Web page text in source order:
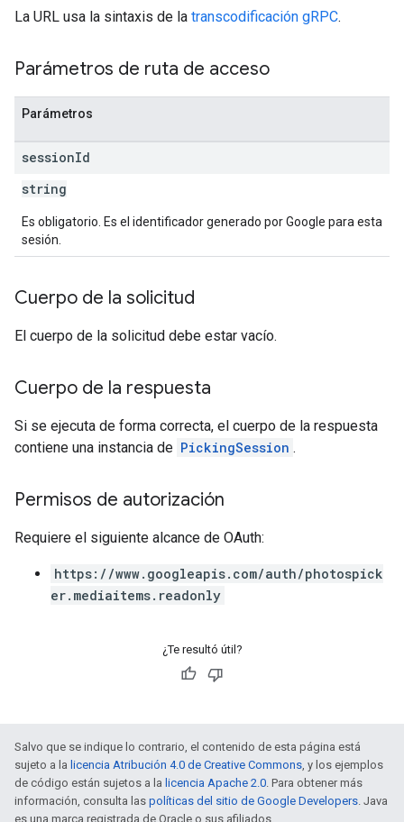
La URL usa la sintaxis de la transcodificación gRPC.
Parámetros de ruta de acceso
Parámetros
sessionId
string
Es obligatorio. Es el identificador generado por Google para esta
sesión.
Cuerpo de la solicitud
El cuerpo de la solicitud debe estar vacío.
Cuerpo de la respuesta
Si se ejecuta de forma correcta, el cuerpo de la respuesta
contiene una instancia de PickingSession .
Permisos de autorización
Requiere el siguiente alcance de OAuth:
https://www.googleapis.com/auth/photospick
er.mediaitems.readonly
¿Te resultó útil?
Salvo que se indique lo contrario, el contenido de esta página está
sujeto a la licencia Atribución 4.0 de Creative Commons, y los ejemplos
de código están sujetos a la licencia Apache 2.0. Para obtener más
información, consulta las políticas del sitio de Google Developers. Java
es una marca registrada de Oracle o sus afiliados.